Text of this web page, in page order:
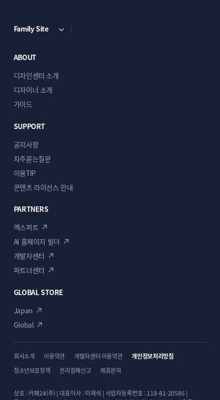
단순복사 : ￦ 200,000
ECBIZ 7809 [반응형]
단순복사 : ￦ 200,000
단순복사 : ￦ 200,000
Family Site
ABOUT
디자인센터 소개
디자이너 소개
가이드
SUPPORT
공지사항
자주묻는질문
이용TIP
콘텐츠 라이선스 안내
PARTNERS
엑스퍼트
AI 홈페이지 빌더
개발자센터
파트너센터
GLOBAL STORE
Japan
Global
회사소개 이용약관 개발자센터 이용약관
개인정보처리방침
청소년보호정책
권리침해신고 제휴문의
상호 : 카페24(주) | 대표이사 : 이재석 | 사업자등록번호 : 118-81-20586 |